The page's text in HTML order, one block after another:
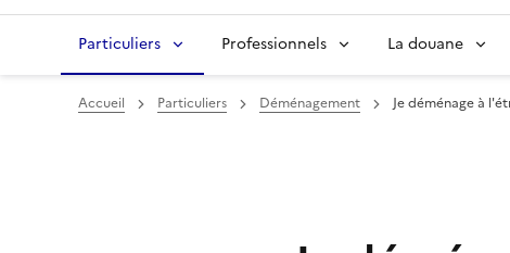
Particuliers Professionnels La douane
Accueil Particuliers Déménagement Je déménage à